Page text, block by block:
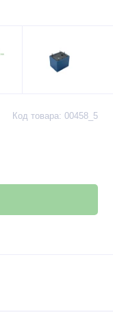
Код товара: 00458_5